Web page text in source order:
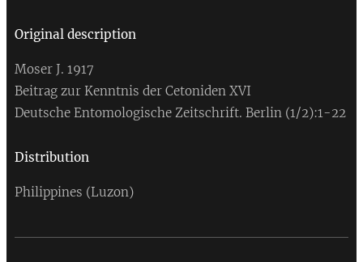
Original description
Moser J. 1917
Beitrag zur Kenntnis der Cetoniden XVI
Deutsche Entomologische Zeitschrift. Berlin (1/2):1-22
Distribution
Philippines (Luzon)